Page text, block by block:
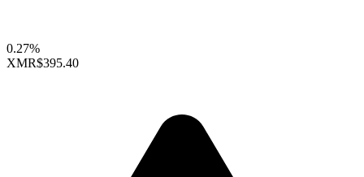
0.27%
XMR$395.40